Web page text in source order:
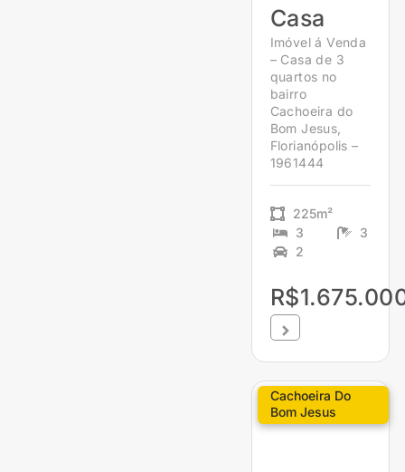
Casa
Imóvel á Venda
– Casa de 3
quartos no
bairro
Cachoeira do
Bom Jesus,
Florianópolis –
1961444
225m²
3
3
2
Cachoeira Do
Bom Jesus